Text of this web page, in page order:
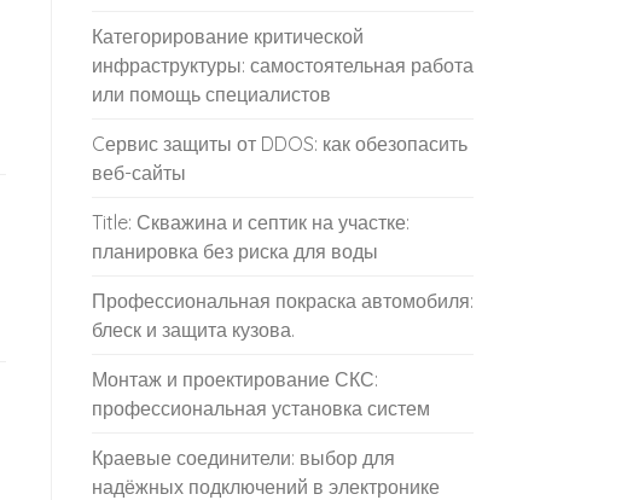
Категорирование критической
инфраструктуры: самостоятельная работа
или помощь специалистов
Cервис защиты от DDOS: как обезопасить
веб-сайты
Title: Скважина и септик на участке:
планировка без риска для воды
Профессиональная покраска автомобиля:
блеск и защита кузова.
Монтаж и проектирование СКС:
профессиональная установка систем
Краевые соединители: выбор для
надёжных подключений в электронике